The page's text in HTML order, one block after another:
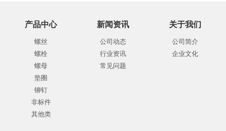
产品中心
螺丝
螺栓
螺母
垫圈
铆钉
非标件
其他类
新闻资讯
公司动态
行业资讯
常见问题
关于我们
公司简介
企业文化